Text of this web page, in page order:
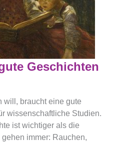
Geschichten
will, braucht eine gute
wissenschaftliche Studien.
ist wichtiger als die
immer: Rauchen,